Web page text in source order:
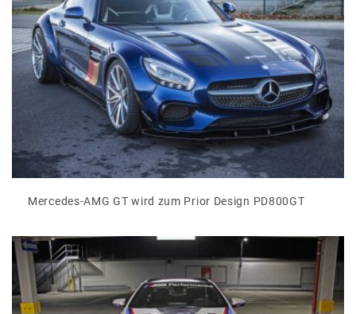
Mercedes-AMG GT wird zum Prior Design PD800GT